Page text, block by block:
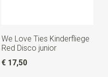
We Love Ties Kinderfliege
Red Disco junior
€ 17,50